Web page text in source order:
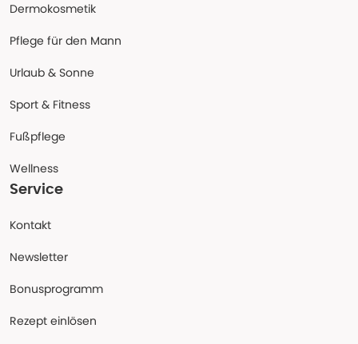
Dermokosmetik
Pflege für den Mann
Urlaub & Sonne
Sport & Fitness
Fußpflege
Wellness
Service
Kontakt
Newsletter
Bonusprogramm
Rezept einlösen